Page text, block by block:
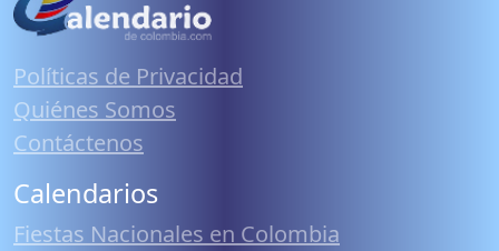
Políticas de Privacidad
Quiénes Somos
Contáctenos
Calendarios
Fiestas Nacionales en Colombia